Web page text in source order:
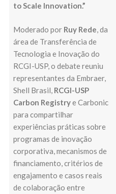
to Scale Innovation.”
Moderado por Ruy Rede, da
área de Transferência de
Tecnologia e Inovação do
RCGI-USP, o debate reuniu
representantes da Embraer,
Shell Brasil, RCGI-USP
Carbon Registrye Carbonic
para compartilhar
experiências práticas sobre
programas de inovação
corporativa, mecanismos de
financiamento, critérios de
engajamento e casos reais
de colaboração entre